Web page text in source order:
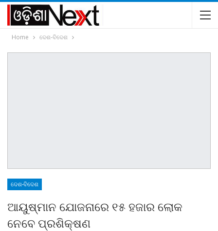
Home ଦେଶ-ବିଦେଶ
ଦେଶ-ବିଦେଶ
ଆୟୁଷ୍ମାନ ଯୋଜନାରେ ୧୫ ହଜାର ଲୋକ
ନେବେ ପ୍ରଶିକ୍ଷଣ